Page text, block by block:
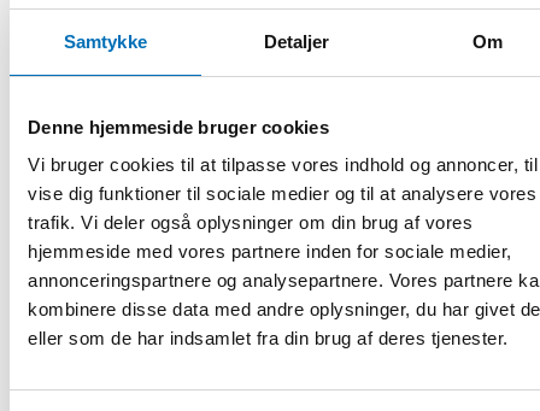
Samtykke Detaljer Om
Denne hjemmeside bruger cookies
Vi bruger cookies til at tilpasse vores indhold og annoncer,
vise dig funktioner til sociale medier og til at analysere vores
trafik. Vi deler også oplysninger om din brug af vores
hjemmeside med vores partnere inden for sociale medier,
annonceringspartnere og analysepartnere. Vores partnere
kombinere disse data med andre oplysninger, du har givet
eller som de har indsamlet fra din brug af deres tjenester.
hörselnedsättning och dövblindhet.
Kompetenscenter för döva, personer med hörselnedsättning
och dövblindhet.
Statped
Specialpedagogisk myndighet med spetskompetens inom